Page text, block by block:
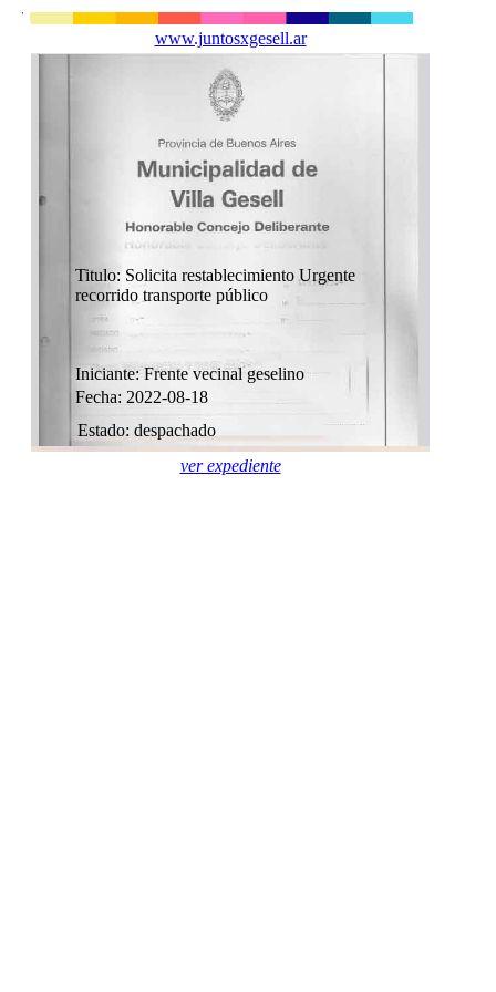
Titulo: Solicita restablecimiento Urgente
recorrido transporte público
Fecha: 2022-08-18
Estado: despachado
Iniciante: Frente vecinal geselino
www.juntosxgesell.ar
ver expediente